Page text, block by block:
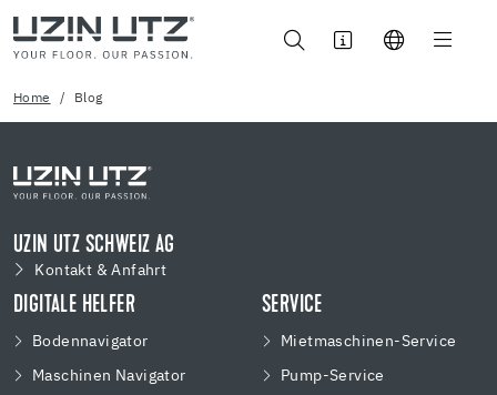
Home Blog
UZIN UTZ SCHWEIZ AG
Kontakt & Anfahrt
DIGITALE HELFER
Bodennavigator
Maschinen Navigator
SERVICE
Mietmaschinen-Service
Pump-Service